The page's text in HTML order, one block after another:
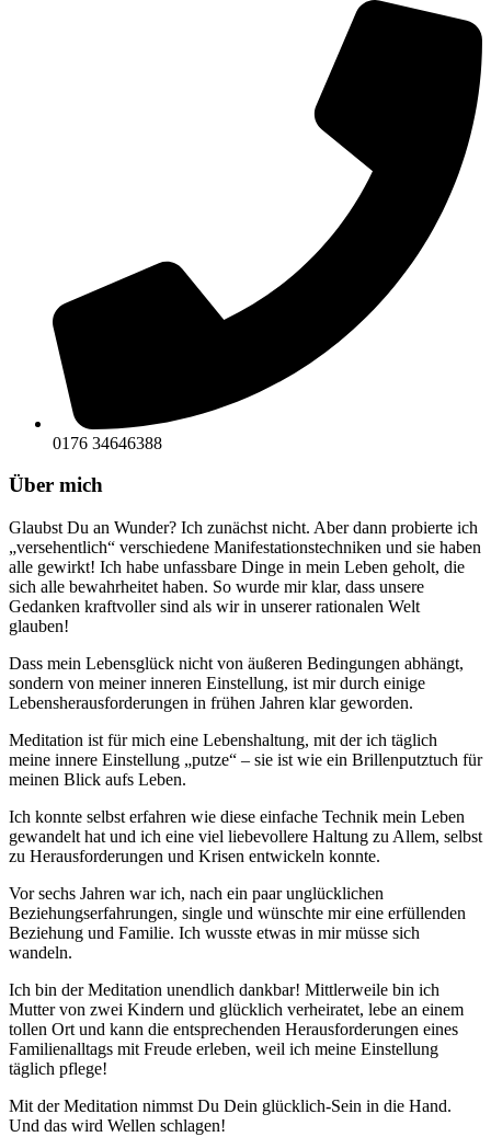
0176 34646388
Über mich
Glaubst Du an Wunder? Ich zunächst nicht. Aber dann probierte ich
„versehentlich“ verschiedene Manifestationstechniken und sie haben
alle gewirkt! Ich habe unfassbare Dinge in mein Leben geholt, die
sich alle bewahrheitet haben. So wurde mir klar, dass unsere
Gedanken kraftvoller sind als wir in unserer rationalen Welt
glauben!
Dass mein Lebensglück nicht von äußeren Bedingungen abhängt,
sondern von meiner inneren Einstellung, ist mir durch einige
Lebensherausforderungen in frühen Jahren klar geworden.
Meditation ist für mich eine Lebenshaltung, mit der ich täglich
meine innere Einstellung „putze“ – sie ist wie ein Brillenputztuch für
meinen Blick aufs Leben.
Ich konnte selbst erfahren wie diese einfache Technik mein Leben
gewandelt hat und ich eine viel liebevollere Haltung zu Allem, selbst
zu Herausforderungen und Krisen entwickeln konnte.
Vor sechs Jahren war ich, nach ein paar unglücklichen
Beziehungserfahrungen, single und wünschte mir eine erfüllenden
Beziehung und Familie. Ich wusste etwas in mir müsse sich
wandeln.
Ich bin der Meditation unendlich dankbar! Mittlerweile bin ich
Mutter von zwei Kindern und glücklich verheiratet, lebe an einem
tollen Ort und kann die entsprechenden Herausforderungen eines
Familienalltags mit Freude erleben, weil ich meine Einstellung
täglich pflege!
Mit der Meditation nimmst Du Dein glücklich-Sein in die Hand.
Und das wird Wellen schlagen!